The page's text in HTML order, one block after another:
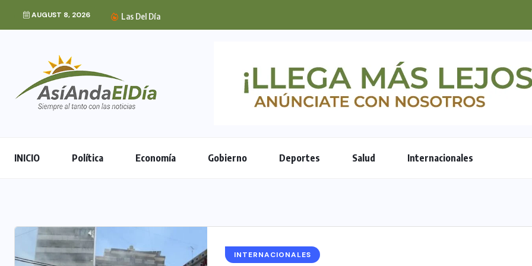
AUGUST 8, 2026 Las Del Día
INICIO Política Economía Gobierno Deportes Salud Internacionales
INTERNACIONALES